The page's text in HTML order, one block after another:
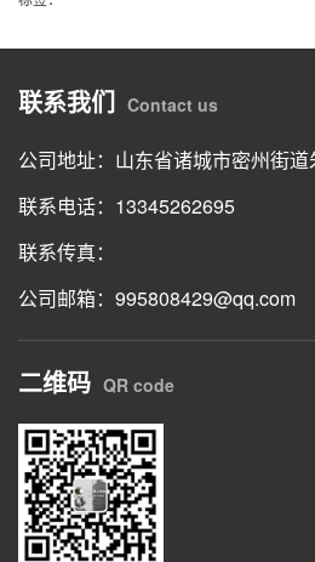
联系我们 Contact us
公司地址：山东省诸城市密州街
联系电话：13345262695
联系传真：
公司邮箱：995808429@qq.com
二维码 QR code